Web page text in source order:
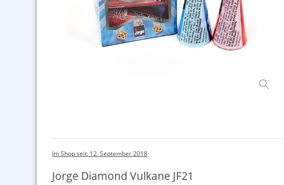
Im Shop seit: 12. September 2018
Jorge Diamond Vulkane JF21